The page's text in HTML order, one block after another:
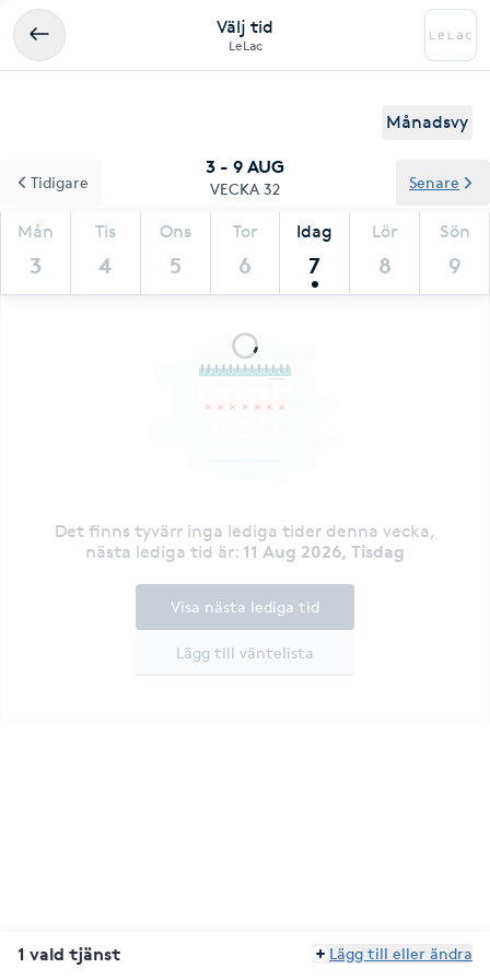
Välj tid
LeLac
Månadsvy
3 - 9 AUG
VECKA 32
Mån
3
Tis
4
Ons
5
Tor
6
Idag
7
Lör
8
Sön
9
Tidigare Senare
Det finns tyvärr inga lediga tider denna vecka,
nästa lediga tid är: 11 Aug 2026, Tisdag
Lägg till väntelista
Visa nästa lediga tid
1 vald tjänst Lägg till eller ändra